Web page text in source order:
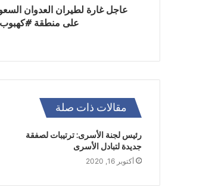
عاجل غارة لطيران العدوان
على منطقة #كهبوب
مقالات ذات صلة
رئيس لجنة الأسرى: ترتيبات لصفقة
جديدة لتبادل الأسرى
أكتوبر 16, 2020